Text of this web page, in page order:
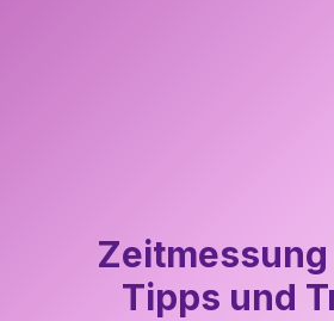
Zeitmessung
Tipps und